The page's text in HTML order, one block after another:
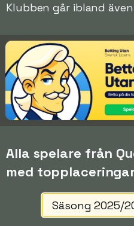
Klubben går ibland
Alla spelare från
med